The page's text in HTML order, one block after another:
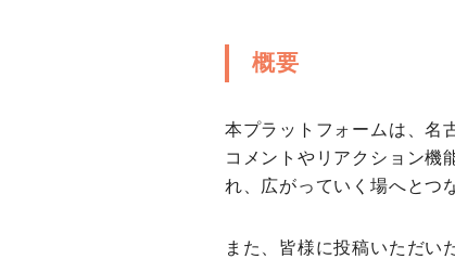
概要
本プラットフォームは、名
コメントやリアクション機
れ、広がっていく場へとつ
また、皆様に投稿いただい